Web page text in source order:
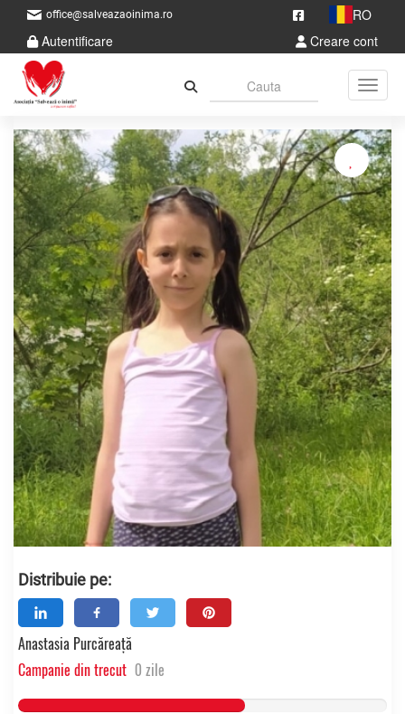
office@salveazaoinima.ro
RO
Autentificare
Creare cont
Distribuie pe:
Anastasia Purcăreață
Campanie din trecut 0 zile
61.556543478261% Complete